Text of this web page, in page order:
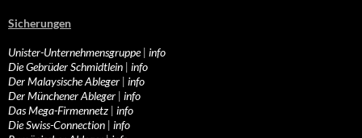
Sicherungen
Unister-Unternehmensgruppe| info
Die Gebrüder Schmidtlein | info
Der Malaysische Ableger | info
Der Münchener Ableger | info
Das Mega-Firmennetz | info
Die Swiss-Connection | info